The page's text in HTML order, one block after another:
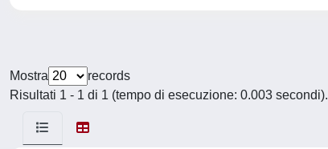
Mostra
records
Risultati 1 - 1 di 1 (tempo di esecuzione: 0.003 secondi).